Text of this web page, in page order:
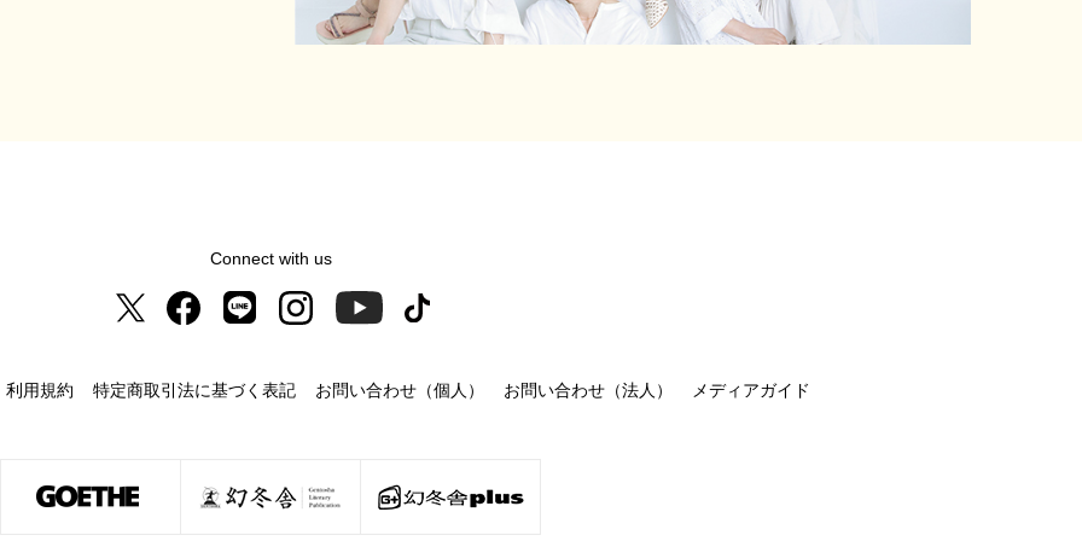
Connect with us
利用規約 特定商取引法に基づく表記 お問い合わせ（個人） お問い合わせ（法人） メディアガイド